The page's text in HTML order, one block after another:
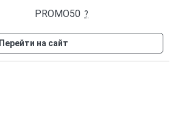
PROMO50 ?
Перейти на сайт